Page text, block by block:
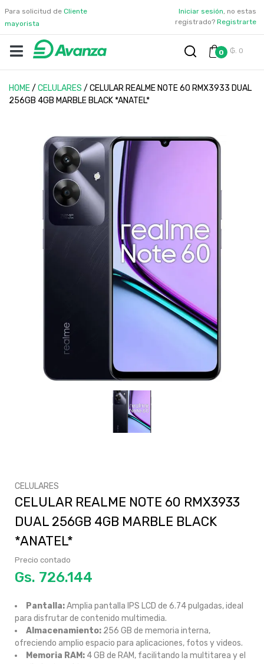
Para solicitud de Cliente
mayorista
Iniciar sesión, no estas
registrado? Registrarte
0 ₲. 0
HOME/ CELULARES / CELULAR REALME NOTE 60 RMX3933 DUAL
256GB 4GB MARBLE BLACK *ANATEL*
CELULARES
CELULAR REALME NOTE 60 RMX3933
DUAL 256GB 4GB MARBLE BLACK
*ANATEL*
Precio contado
Gs.
Pantalla:Amplia pantalla IPS LCD de 6.74 pulgadas, ideal
para disfrutar de contenido multimedia.
Almacenamiento: 256 GB de memoria interna,
ofreciendo amplio espacio para aplicaciones, fotos y videos.
Memoria RAM: 4 GB de RAM, facilitando la multitarea y el